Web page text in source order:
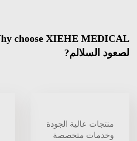
لصعود السلالم?
منتجات عالية الجودة
وخدمات متخصصة